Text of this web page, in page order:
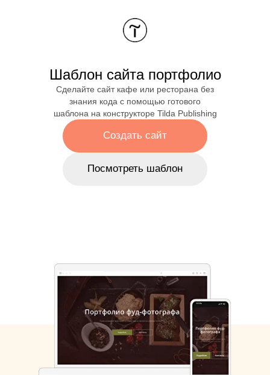
Шаблон сайта портфолио
Сделайте сайт кафе или ресторана без
знания кода с помощью готового
шаблона на конструкторе Tilda Publishing
Создать сайт
Посмотреть шаблон